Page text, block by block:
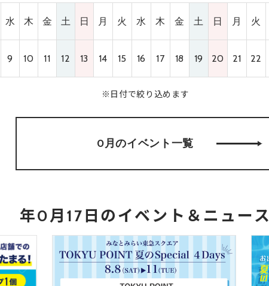
水 木 金 土 日 月 火 水 木 金 土 日 月 火
9 10 11 12 13 14 15 16 17 18 19 20 21 22
※日付で絞り込めます
0月のイベント一覧
年0月17日のイベント＆ニュース